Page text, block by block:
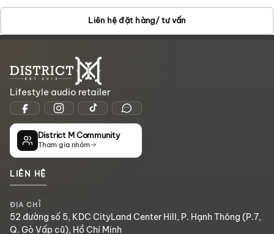
Liên hệ đặt hàng/ tư vấn
Lifestyle audio retailer
District M Community
Tham gia nhóm
LIÊN HỆ
ĐỊA CHỈ
52 đường số 5, KDC CityLand Center Hill, P. Hạnh Thông (P.7,
Q. Gò Vấp cũ), Hồ Chí Minh